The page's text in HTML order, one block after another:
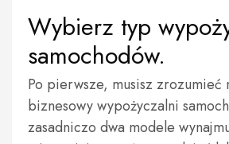
Wybierz typ
samochodów.
Po pierwsze, musisz zrozumieć
biznesowy wypożyczalni
zasadniczo dwa modele